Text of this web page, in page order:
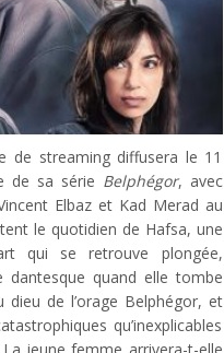
de streaming diffusera le 11
de sa série Belphégor, avec
Elbaz et Kad Merad au
le quotidien de Hafsa, une
qui se retrouve plongée,
dantesque quand elle tombe
de l’orage Belphégor, et
qu’inexplicables